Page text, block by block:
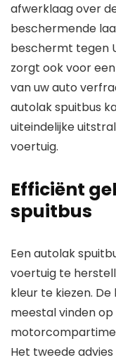
afwerklaag over
beschermende
beschermt tegen
zorgt ook voor
van uw auto
autolak spuitbus
uiteindelijke
voertuig.
Efficiënt
spuitbus
Een autolak
voertuig te
kleur te kiezen.
meestal vinden
Het tweede